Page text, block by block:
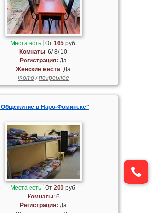
Места есть От165 руб.
Комнаты: 6/ 8/ 10
Регистрация: Да
Женские места: Да
Фото/подробнее
в Наро-Фоминске"
Места есть От200 руб.
Комнаты: 6
Регистрация: Да